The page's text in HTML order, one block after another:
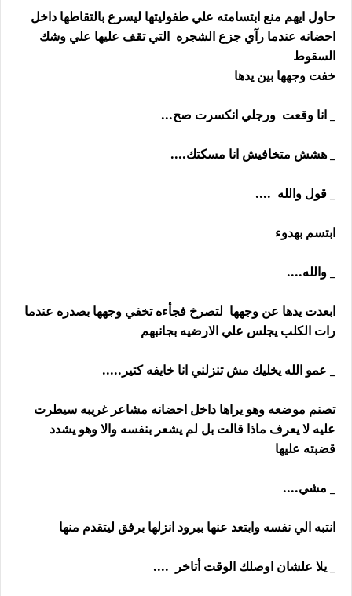
حاول ايهم منع ابتسامته علي طفوليتها ليسرع بالتقاطها داخل
احضانه عندما رآي جزع الشجره التي تقف عليها علي وشك
السقوط
خفت وجهها بين يدها
_ انا وقعت ورجلي انكسرت صح...
_ هشش متخافيش انا مسكتك....
_ قول والله ....
ابتسم بهدوء
_ والله....
ابعدت يدها عن وجهها لتصرخ فجأءه تخفي وجهها بصدره عندما
رات الكلب يجلس علي الارضيه بجانبهم
_ عمو الله يخليك مش تنزلني انا خايفه كتير.....
تصنم موضعه وهو يراها داخل احضانه مشاعر غريبه سيطرت
عليه لا يعرف ماذا قالت بل لم يشعر بنفسه والا وهو يشدد
قضبته عليها
_ مشي....
انتبه الي نفسه وابتعد عنها ببرود انزلها برفق ليتقدم منها
_ يلا علشان اوصلك الوقت أتاخر ....